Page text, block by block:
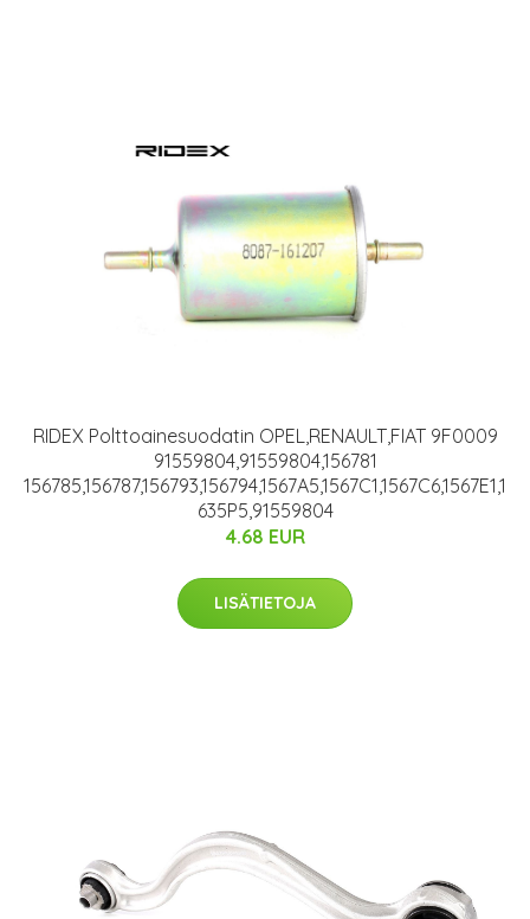
RIDEX Polttoainesuodatin OPEL,RENAULT,FIAT 9F0009
91559804,91559804,156781
156785,156787,156793,156794,1567A5,1567C1,1567C6,1567E1,1
635P5,91559804
4.68 EUR
LISÄTIETOJA